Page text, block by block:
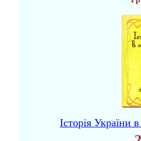
Історія України